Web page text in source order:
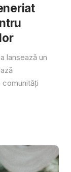
lansează un
comunități